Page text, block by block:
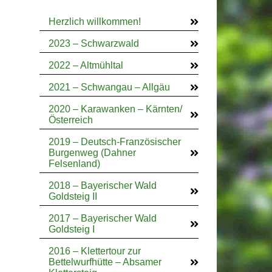
Herzlich willkommen!
2023 – Schwarzwald
2022 – Altmühltal
2021 – Schwangau – Allgäu
2020 – Karawanken – Kärnten/
Österreich
2019 – Deutsch-Französischer
Burgenweg (Dahner
Felsenland)
2018 – Bayerischer Wald
Goldsteig II
2017 – Bayerischer Wald
Goldsteig I
2016 – Klettertour zur
Bettelwurfhütte – Absamer